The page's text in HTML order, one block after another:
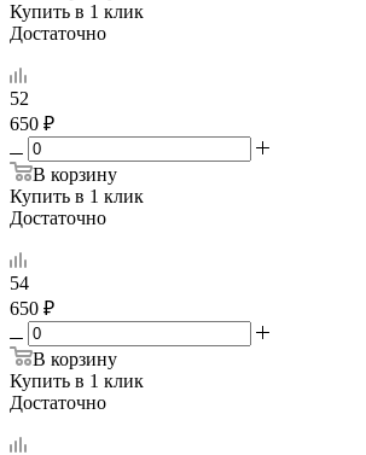
Купить в 1 клик
Достаточно
52
650 ₽
В корзину
Купить в 1 клик
Достаточно
54
650 ₽
В корзину
Купить в 1 клик
Достаточно